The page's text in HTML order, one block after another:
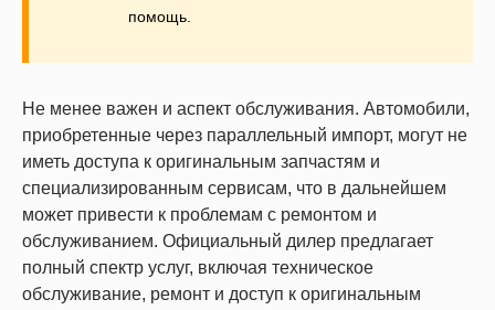
помощь.
Не менее важен и аспект обслуживания. Автомобили,
приобретенные через параллельный импорт, могут не
иметь доступа к оригинальным запчастям и
специализированным сервисам, что в дальнейшем
может привести к проблемам с ремонтом и
обслуживанием. Официальный дилер предлагает
полный спектр услуг, включая техническое
обслуживание, ремонт и доступ к оригинальным